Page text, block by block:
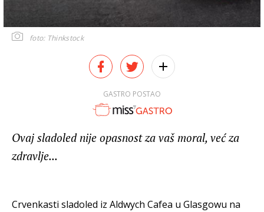
foto: Thinkstock
GASTRO POSTAO
Ovaj sladoled nije opasnost za vaš moral, već za
zdravlje...
Crvenkasti sladoled iz Aldwych Cafea u Glasgowu na